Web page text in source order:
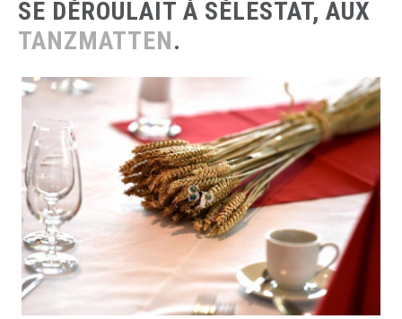
SE DÉROULAIT À SÉLESTAT, AUX
TANZMATTEN.